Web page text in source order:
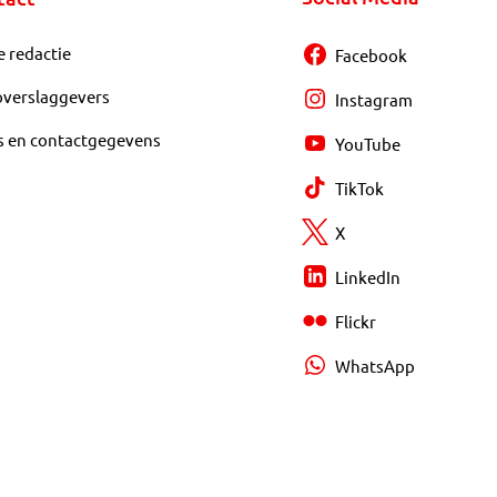
redactie
en contactgegevens
Facebook
Instagram
YouTube
TikTok
X
LinkedIn
Flickr
WhatsApp